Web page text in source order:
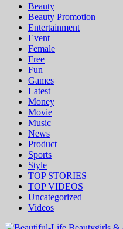
Beauty
Beauty Promotion
Entertainment
Event
Female
Free
Fun
Games
Latest
Money
Movie
Music
News
Product
Sports
Style
TOP STORIES
TOP VIDEOS
Uncategorized
Videos